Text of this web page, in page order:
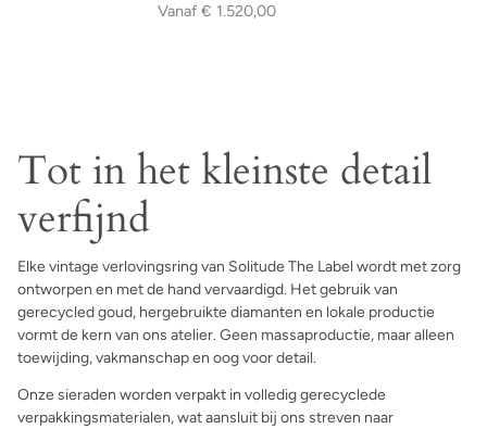
Vanaf€ 1.520,00
Tot in het kleinste detail
verfijnd
Elke vintage verlovingsring van Solitude The Label wordt met zorg
ontworpen en met de hand vervaardigd. Het gebruik van
gerecycled goud, hergebruikte diamanten en lokale productie
vormt de kern van ons atelier. Geen massaproductie, maar alleen
toewijding, vakmanschap en oog voor detail.
Onze sieraden worden verpakt in volledig gerecyclede
verpakkingsmaterialen, wat aansluit bij ons streven naar